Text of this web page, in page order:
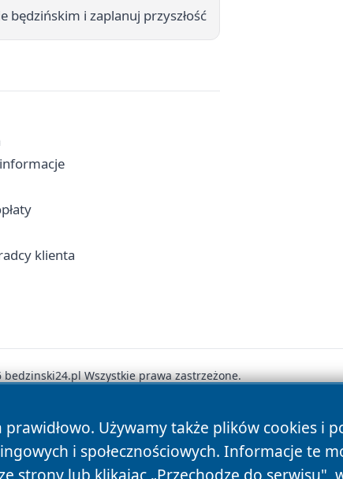
będzińskim i zaplanuj przyszłość
klienta
prawidłowo. Używamy także plików cookies i
i społecznościowych. Informacje te
strony lub klikając „Przechodzę do serwisu",
Wszystkie prawa zastrzeżone.
Polityka Prywatności Polityka Cookies